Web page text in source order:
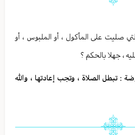
صليت على المأكول ، أو الملبوس ، أو
، جهلا بالحكم ؟
: تبطل الصلاة ، وتجب إعادتها ، والله